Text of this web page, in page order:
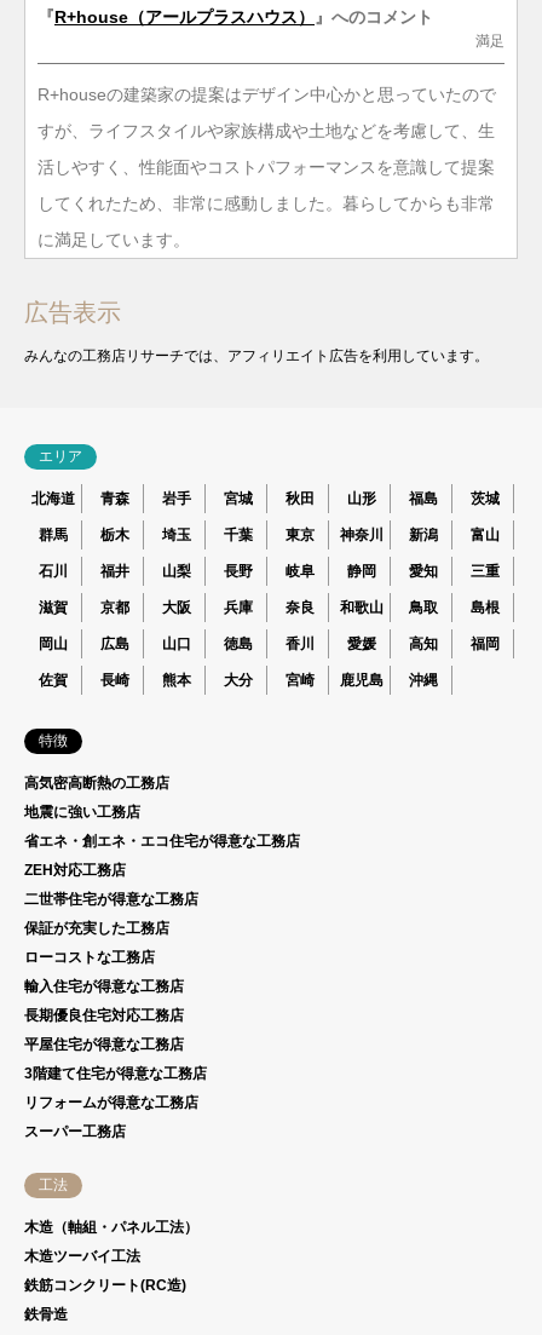
『R+house（アールプラスハウス） 』へのコメント
満足
R+houseの建築家の提案はデザイン中心かと思っていたので
すが、ライフスタイルや家族構成や土地などを考慮して、生
活しやすく、性能面やコストパフォーマンスを意識して提案
してくれたため、非常に感動しました。暮らしてからも非常
に満足しています。
広告表示
みんなの工務店リサーチでは、アフィリエイト広告を利用しています。
エリア
北海道 青森 岩手 宮城 秋田 山形 福島 茨城
群馬 栃木 埼玉 千葉 東京 神奈川 新潟 富山
石川 福井 山梨 長野 岐阜 静岡 愛知 三重
滋賀 京都 大阪 兵庫 奈良 和歌山 鳥取 島根
岡山 広島 山口 徳島 香川 愛媛 高知 福岡
佐賀 長崎 熊本 大分 宮崎 鹿児島 沖縄
特徴
高気密高断熱の工務店
地震に強い工務店
省エネ・創エネ・エコ住宅が得意な工務店
ZEH対応工務店
二世帯住宅が得意な工務店
保証が充実した工務店
ローコストな工務店
輸入住宅が得意な工務店
長期優良住宅対応工務店
平屋住宅が得意な工務店
3階建て住宅が得意な工務店
リフォームが得意な工務店
スーパー工務店
工法
木造（軸組・パネル工法）
木造ツーバイ工法
鉄筋コンクリート(RC造)
鉄骨造